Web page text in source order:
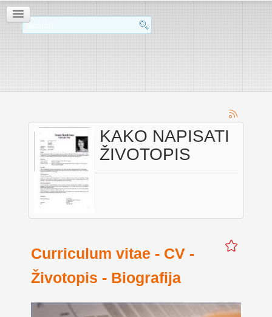
KAKO NAPISATI
ŽIVOTOPIS
Curriculum vitae - CV -
Životopis - Biografija